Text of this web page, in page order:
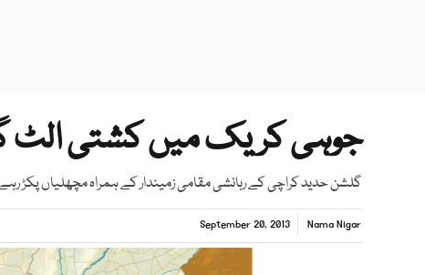
جوہی کریک میں کشتی الٹ گئی5افراد ڈوب
گلشن حدید کراچی کے رہائشی مقامی زمیندار کے ہمراہ مچھلیاں پکڑ
Nama Nigar
September 20, 2013